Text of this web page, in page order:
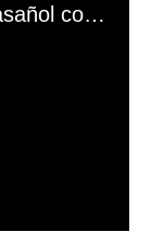
El mal momento de Yanina Gasañol con un hincha argentino en "Subrayado"